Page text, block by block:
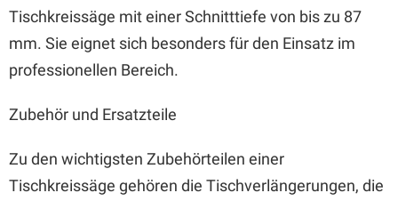
Tischkreissäge mit einer Schnitttiefe von bis zu 87
mm. Sie eignet sich besonders für den Einsatz im
professionellen Bereich.
Zubehör und Ersatzteile
Zu den wichtigsten Zubehörteilen einer
Tischkreissäge gehören die Tischverlängerungen, die